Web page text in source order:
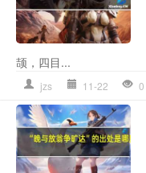
颉，四目...
jzs 11-22 0